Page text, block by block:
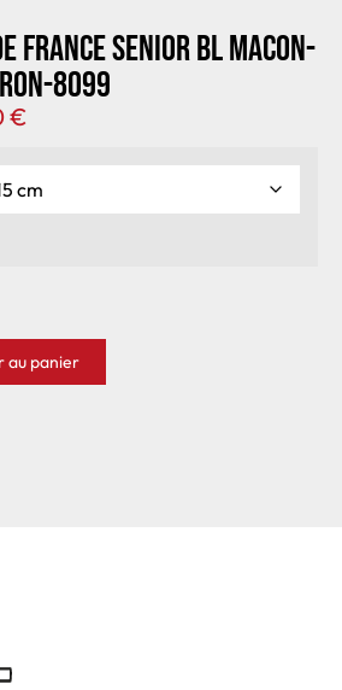
France senior BL Macon-
8099
€
au panier